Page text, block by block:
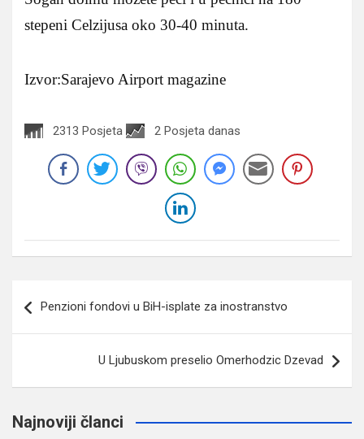
stepeni Celzijusa oko 30-40 minuta.
Izvor:Sarajevo Airport magazine
2313 Posjeta 2 Posjeta danas
članaka
Penzioni fondovi u BiH-isplate za inostranstvo
U Ljubuskom preselio Omerhodzic Dzevad
Najnoviji članci